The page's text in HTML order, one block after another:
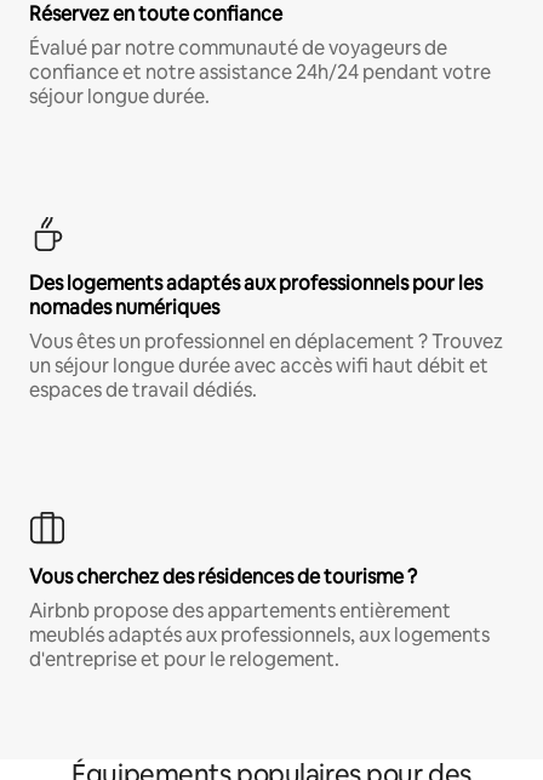
Réservez en toute confiance
Évalué par notre communauté de voyageurs de
confiance et notre assistance 24h/24 pendant votre
séjour longue durée.
Des logements adaptés aux professionnels pour les
nomades numériques
Vous êtes un professionnel en déplacement ? Trouvez
un séjour longue durée avec accès wifi haut débit et
espaces de travail dédiés.
Vous cherchez des résidences de tourisme ?
Airbnb propose des appartements entièrement
meublés adaptés aux professionnels, aux logements
d'entreprise et pour le relogement.